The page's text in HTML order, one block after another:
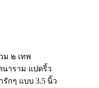
ม ๒ เทพ
าราม แปดริ้ว
ารักๆ แบบ 3.5 นิ้ว